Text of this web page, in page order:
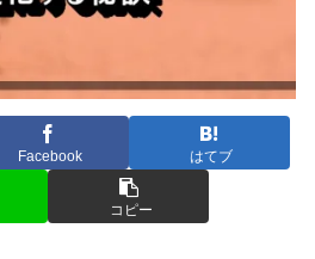
Facebook はてブ
コピー